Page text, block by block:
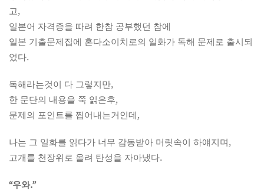
고,
일본어 자격증을 따려 한참 공부했던 참에
일본 기출문제집에 혼다소이치로의 일화가 독해 문제로 출시되
었다.
독해라는것이 다 그렇지만,
한 문단의 내용을 쭉 읽은후,
문제의 포인트를 찝어내는거인데,
나는 그 일화를 읽다가 너무 감동받아 머릿속이 하얘지며,
고개를 천장위로 올려 탄성을 자아냈다.
“우와.”